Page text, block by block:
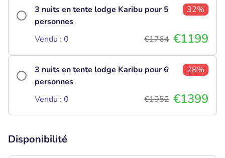
3 nuits en tente lodge Karibu pour 5
personnes
32%
Vendu : 0 €1764 €1199
3 nuits en tente lodge Karibu pour 6
personnes
28%
Vendu : 0 €1952 €1399
Disponibilité